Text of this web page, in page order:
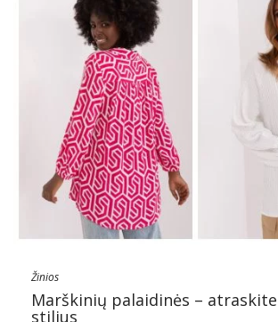
Žinios
Marškinių palaidinės –
stilius